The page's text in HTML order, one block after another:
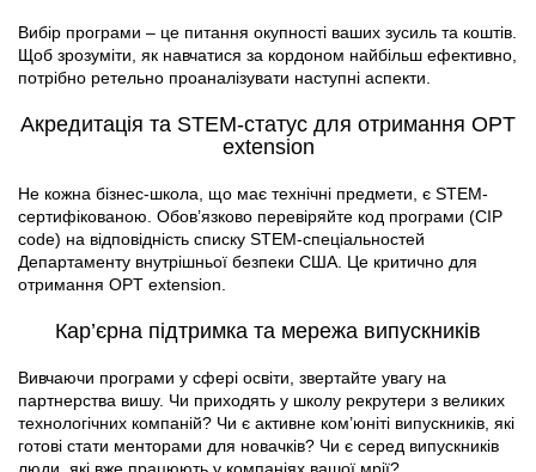
Вибір програми – це питання окупності ваших зусиль та коштів.
Щоб зрозуміти, як навчатися за кордоном найбільш ефективно,
потрібно ретельно проаналізувати наступні аспекти.
Акредитація та STEM-статус для отримання OPT
extension
Не кожна бізнес-школа, що має технічні предмети, є STEM-
сертифікованою. Обов’язково перевіряйте код програми (CIP
code) на відповідність списку STEM-спеціальностей
Департаменту внутрішньої безпеки США. Це критично для
отримання OPT extension.
Кар’єрна підтримка та мережа випускників
Вивчаючи програми у сфері освіти, звертайте увагу на
партнерства вишу. Чи приходять у школу рекрутери з великих
технологічних компаній? Чи є активне ком’юніті випускників, які
готові стати менторами для новачків? Чи є серед випускників